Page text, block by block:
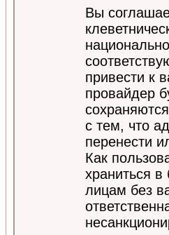
Вы
привести к
провайдер
с тем, что
перенести
Как
храниться
лицам без